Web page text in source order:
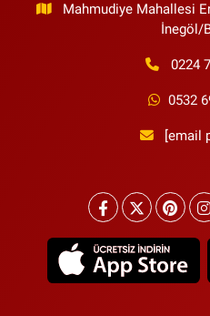
Mahmudiye Mahallesi
İnegöl/
0224
0532
[email